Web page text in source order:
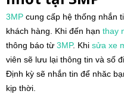
3MP cung cấp hệ thống nhắn
khách hàng. Khi đến hạn thay
thông báo từ 3MP. Khi sửa xe
viên sẽ lưu lại thông tin và số
Định kỳ sẽ nhắn tin để nhăc
kịp thời.